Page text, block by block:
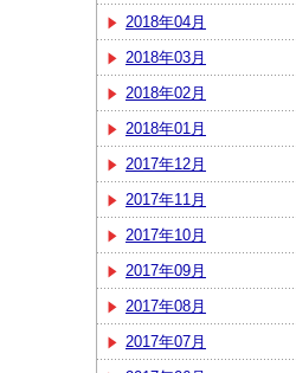
2018年04月
2018年03月
2018年02月
2018年01月
2017年12月
2017年11月
2017年10月
2017年09月
2017年08月
2017年07月